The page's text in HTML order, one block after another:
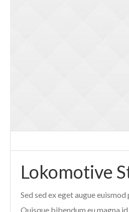
Lokomotive
Sed sed ex eget augue
Quisque bibendum eu magna